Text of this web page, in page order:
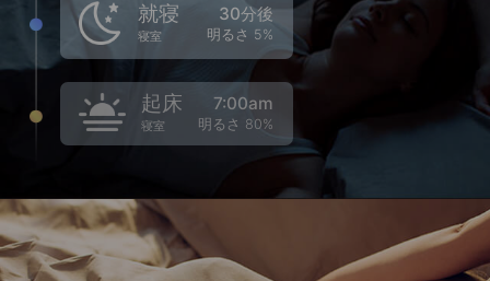
就寝
寝室
30分後
明るさ 5%
起床
寝室
7:00am
明るさ 80%